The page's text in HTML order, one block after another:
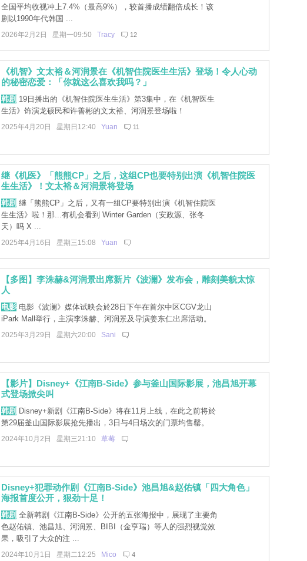
全国平均收视冲上7.4%（最高9%），较首播成绩翻倍成长！该
剧以1990年代韩国 ...
2026年2月2日 星期一09:50 Tracy 12
《机智》文太裕＆河润景在《机智住院医生生活》登场！令人心动
的秘密恋爱：「你就这么喜欢我吗？」
韩剧 19日播出的《机智住院医生生活》第3集中，在《机智医生
生活》饰演龙硕民和许善彬的文太裕、河润景登场啦！
2025年4月20日 星期日12:40 Yuan 11
继《机医》「熊熊CP」之后，这组CP也要特别出演《机智住院医
生生活》！文太裕＆河润景将登场
韩剧 继「熊熊CP」之后，又有一组CP要特别出演《机智住院医
生生活》啦！那...有机会看到 Winter Garden（安政源、张冬
天）吗 X ...
2025年4月16日 星期三15:08 Yuan
【多图】李洙赫&河润景出席新片《波澜》发布会，雕刻美貌太惊
人
电影电影《波澜》媒体试映会於28日下午在首尔中区CGV龙山
iPark Mall举行，主演李洙赫、河润景及导演姜东仁出席活动。
2025年3月29日 星期六20:00 Sani
【影片】Disney+《江南B-Side》参与釜山国际影展，池昌旭开幕
式登场掀尖叫
韩剧 Disney+新剧《江南B-Side》将在11月上线，在此之前将於
第29届釜山国际影展抢先播出，3日与4日场次的门票均售罄。
2024年10月2日 星期三21:10 草莓
Disney+犯罪动作剧《江南B-Side》池昌旭&赵佑镇「四大角色」
海报首度公开，狠劲十足！
韩剧 全新韩剧《江南B-Side》公开的五张海报中，展现了主要角
色赵佑镇、池昌旭、河润景、BIBI（金亨瑞）等人的强烈视觉效
果，吸引了大众的注 ...
2024年10月1日 星期二12:25 Mico 4